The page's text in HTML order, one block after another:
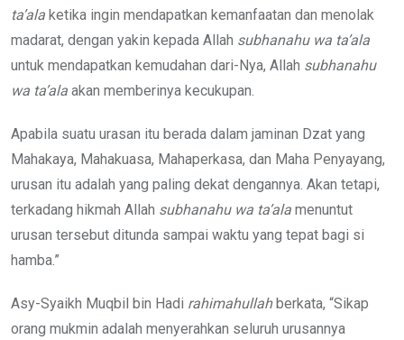
ta’ala ketika ingin mendapatkan kemanfaatan dan menolak
madarat, dengan yakin kepada Allah subhanahu wa ta’ala
untuk mendapatkan kemudahan dari-Nya, Allah subhanahu
wa ta’ala akan memberinya kecukupan.
Apabila suatu urasan itu berada dalam jaminan Dzat yang
Mahakaya, Mahakuasa, Mahaperkasa, dan Maha Penyayang,
urusan itu adalah yang paling dekat dengannya. Akan tetapi,
terkadang hikmah Allah subhanahu wa ta’ala menuntut
urusan tersebut ditunda sampai waktu yang tepat bagi si
hamba.”
Asy-Syaikh Muqbil bin Hadi rahimahullahberkata, “Sikap
orang mukmin adalah menyerahkan seluruh urusannya